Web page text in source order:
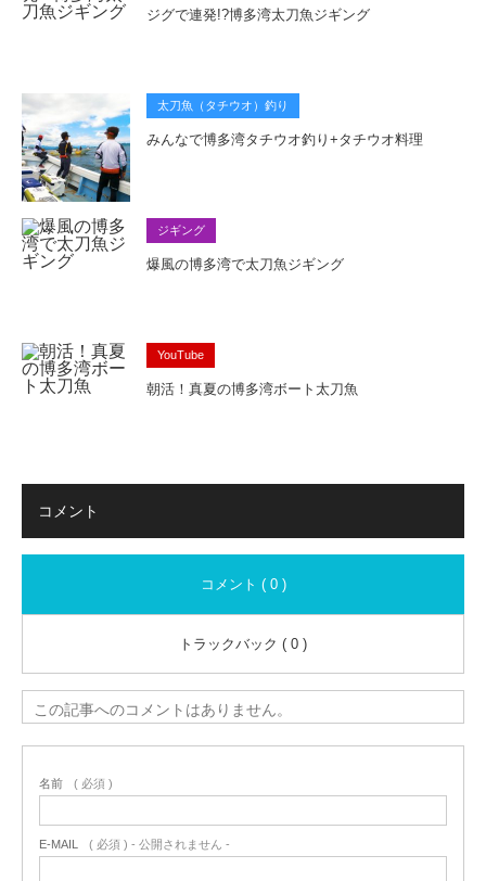
ジグで連発!?博多湾太刀魚ジギング
太刀魚（タチウオ）釣り
みんなで博多湾タチウオ釣り+タチウオ料理
ジギング
爆風の博多湾で太刀魚ジギング
YouTube
朝活！真夏の博多湾ボート太刀魚
コメント
コメント ( 0 )
トラックバック ( 0 )
この記事へのコメントはありません。
名前 ( 必須 )
E-MAIL ( 必須 ) - 公開されません -